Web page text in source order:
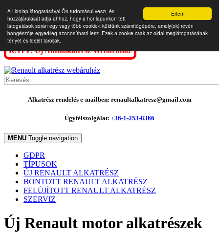
Értem
A Honlap látogatásával Ön tudomásul veszi, és
hozzájárulását adja ahhoz, hogy a honlapunkon tett
látogatások során egy vagy több cookie-t küldünk számítógépére, amely(ek) révén
böngészője egyedileg azonosítható lesz. Ezek a cookie csak az oldal meglátogatásának
tényét és idejét tárolják.
KATT: Új Autóalkatrész Webáruház
Alkatrész rendelés e-mailben: renaultalkatresz@gmail.com
Ügyfélszolgálat: +36-1-253-8366
MENU Toggle navigation
GDPR
TÍPUSOK
ÚJ RENAULT ALKATRÉSZ
BONTOTT RENAULT ALKATRÉSZ
FELÚJÍTOTT RENAULT ALKATRÉSZ
SZERVIZ
Új Renault motor alkatrészek